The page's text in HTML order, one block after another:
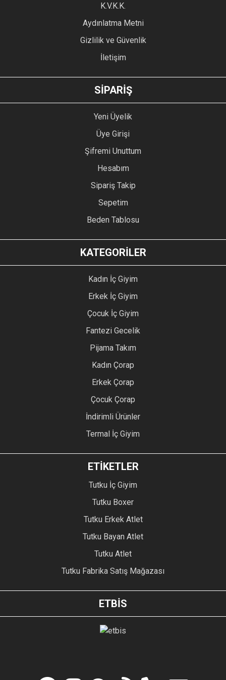
Ürün fiyatı diğer sitelerden daha pahalı.
GÖNDER
K.V.K.K.
Aydınlatma Metni
Gizlilik ve Güvenlik
İletişim
SİPARİŞ
Yeni Üyelik
Üye Girişi
Şifremi Unuttum
Hesabım
Sipariş Takip
Sepetim
Beden Tablosu
KATEGORİLER
Kadın İç Giyim
Erkek İç Giyim
Çocuk İç Giyim
Fantezi Gecelik
Pijama Takım
Kadın Çorap
Erkek Çorap
Çocuk Çorap
İndirimli Ürünler
Termal İç Giyim
ETİKETLER
Tutku İç Giyim
Tutku Boxer
Tutku Erkek Atlet
Tutku Bayan Atlet
Tutku Atlet
Tutku Fabrika Satış Mağazası
ETBİS